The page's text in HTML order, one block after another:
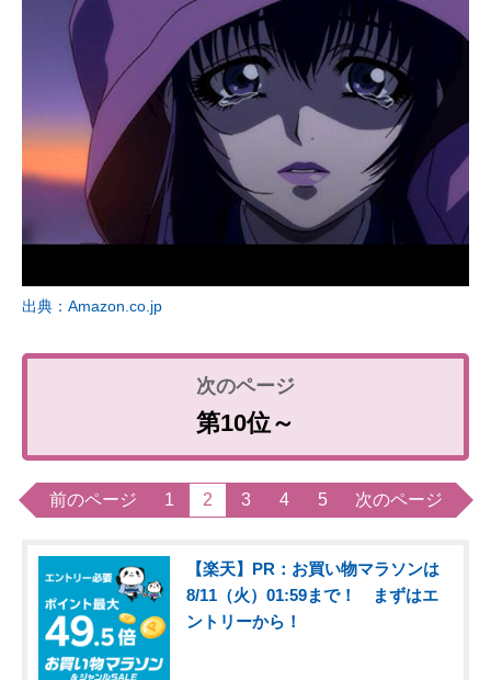
出典：Amazon.co.jp
第10位～
前のページ 1 2 3 4 5 次のページ
【楽天】PR：お買い物マラソンは
8/11（火）01:59まで！ まずはエ
ントリーから！